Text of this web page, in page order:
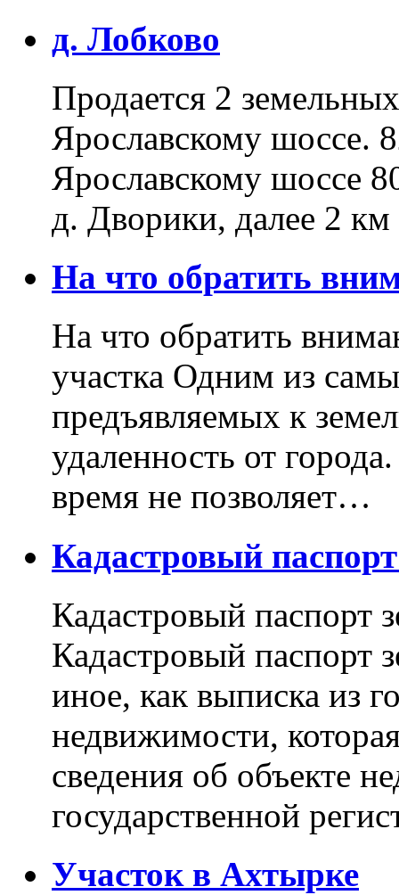
д. Лобково
Продается 2
Ярославскому
Ярославскому шоссе
д. Дворики, далее 2
На что обратить
На что обратить
участка Одним из
предъявляемых к
удаленность от
время не позволяет…
Кадастровый
Кадастровый паспорт
Кадастровый паспорт
иное, как выписка из
недвижимости,
сведения об объекте
государственной
Участок в Ахтырке